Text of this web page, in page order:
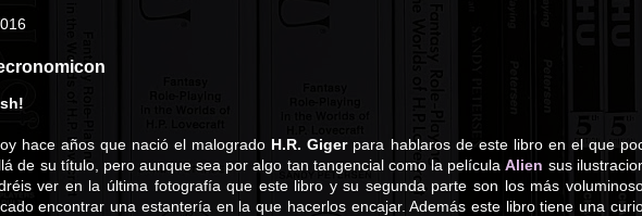
hace años que nació el malogrado H.R. Gigerpara hablaros de este libro en el que
de su título, pero aunque sea por algo tan tangencial como la películaAlien sus
ver en la última fotografía que este libro y su segunda parte son los más
encontrar una estantería en la que hacerlos encajar. Además este libro tiene una